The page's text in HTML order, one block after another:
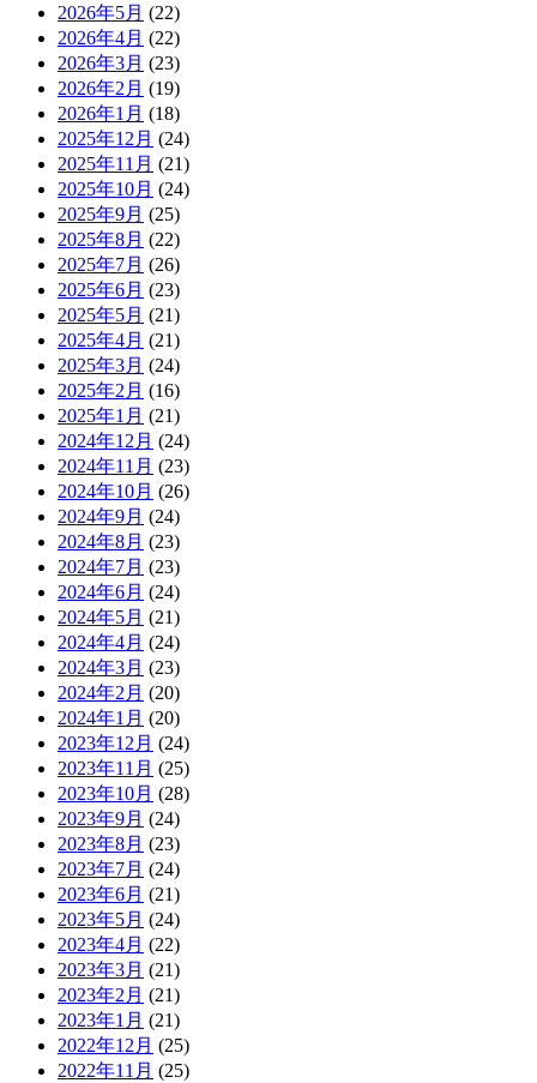
2026年5月 (22)
2026年4月 (22)
2026年3月 (23)
2026年2月 (19)
2026年1月 (18)
2025年12月 (24)
2025年11月 (21)
2025年10月 (24)
2025年9月 (25)
2025年8月 (22)
2025年7月 (26)
2025年6月 (23)
2025年5月 (21)
2025年4月 (21)
2025年3月 (24)
2025年2月 (16)
2025年1月 (21)
2024年12月 (24)
2024年11月 (23)
2024年10月 (26)
2024年9月 (24)
2024年8月 (23)
2024年7月 (23)
2024年6月 (24)
2024年5月 (21)
2024年4月 (24)
2024年3月 (23)
2024年2月 (20)
2024年1月 (20)
2023年12月 (24)
2023年11月 (25)
2023年10月 (28)
2023年9月 (24)
2023年8月 (23)
2023年7月 (24)
2023年6月 (21)
2023年5月 (24)
2023年4月 (22)
2023年3月 (21)
2023年2月 (21)
2023年1月 (21)
2022年12月 (25)
2022年11月 (25)